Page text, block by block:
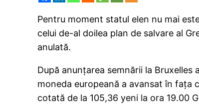
Pentru moment statul elen nu mai
celui de-al doilea plan de salvare al
anulată.
După anunţarea semnării la
moneda europeană a avansat în faţa
cotată de la 105,36 yeni la ora 19.00